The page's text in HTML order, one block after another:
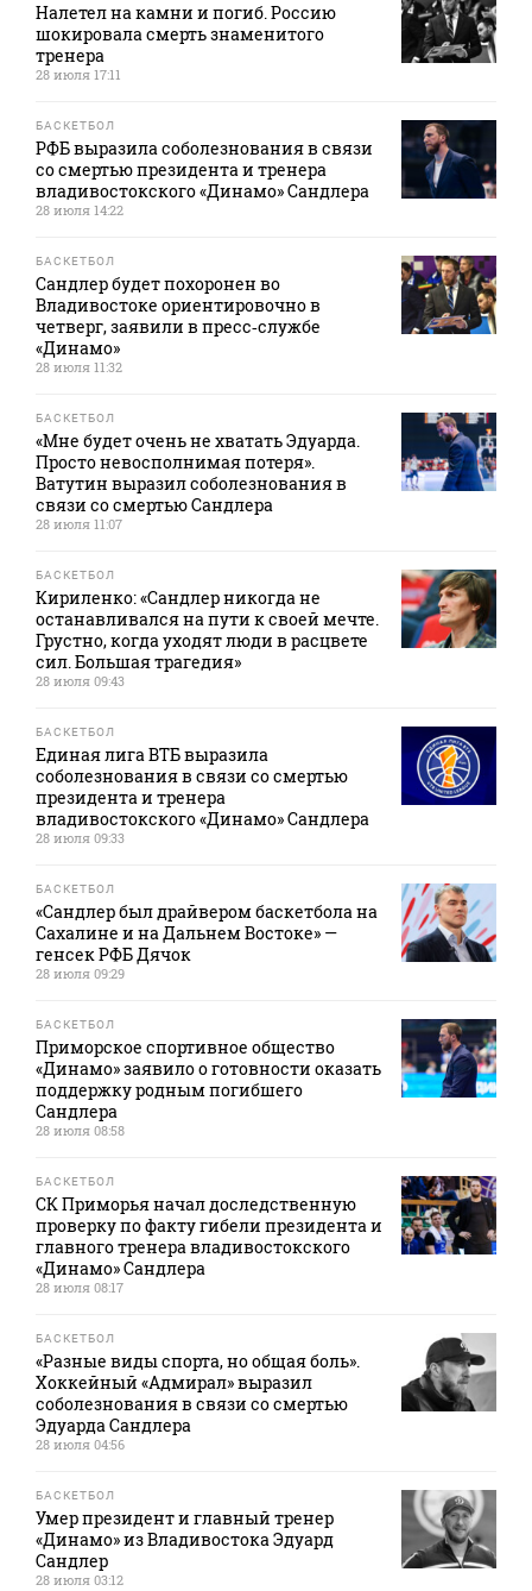
Налетел на камни и погиб. Россию
шокировала смерть знаменитого
тренера
28 июля 17:11
БАСКЕТБОЛ
РФБ выразила соболезнования в связи
со смертью президента и тренера
владивостокского «Динамо» Сандлера
28 июля 14:22
БАСКЕТБОЛ
Сандлер будет похоронен во
Владивостоке ориентировочно в
четверг, заявили в пресс‑службе
«Динамо»
28 июля 11:32
БАСКЕТБОЛ
«Мне будет очень не хватать Эдуарда.
Просто невосполнимая потеря».
Ватутин выразил соболезнования в
связи со смертью Сандлера
28 июля 11:07
БАСКЕТБОЛ
Кириленко: «Сандлер никогда не
останавливался на пути к своей мечте.
Грустно, когда уходят люди в расцвете
сил. Большая трагедия»
28 июля 09:43
БАСКЕТБОЛ
Единая лига ВТБ выразила
соболезнования в связи со смертью
президента и тренера
владивостокского «Динамо» Сандлера
28 июля 09:33
БАСКЕТБОЛ
«Сандлер был драйвером баскетбола на
Сахалине и на Дальнем Востоке» —
генсек РФБ Дячок
28 июля 09:29
БАСКЕТБОЛ
Приморское спортивное общество
«Динамо» заявило о готовности оказать
поддержку родным погибшего
Сандлера
28 июля 08:58
БАСКЕТБОЛ
СК Приморья начал доследственную
проверку по факту гибели президента и
главного тренера владивостокского
«Динамо» Сандлера
28 июля 08:17
БАСКЕТБОЛ
«Разные виды спорта, но общая боль».
Хоккейный «Адмирал» выразил
соболезнования в связи со смертью
Эдуарда Сандлера
28 июля 04:56
БАСКЕТБОЛ
Умер президент и главный тренер
«Динамо» из Владивостока Эдуард
Сандлер
28 июля 03:12